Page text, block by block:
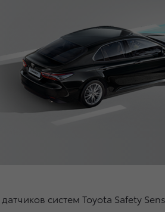
систем Toyota Safety